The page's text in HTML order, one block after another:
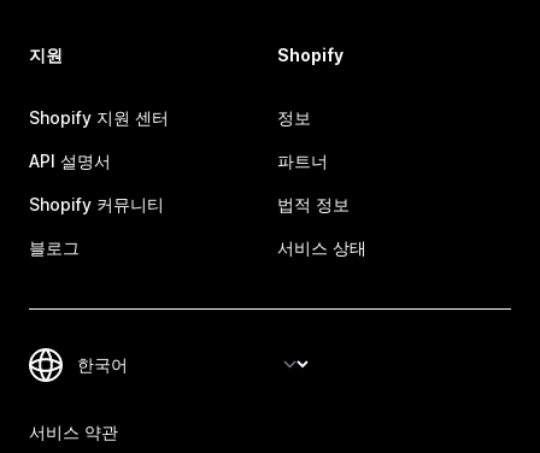
지원
Shopify 지원 센터
API 설명서
Shopify 커뮤니티
블로그
Shopify
정보
파트너
법적 정보
서비스 상태
서비스 약관